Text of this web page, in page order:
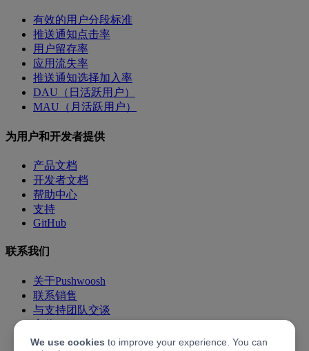
有效的用户分段标准
推送通知点击率
用户留存率
应用流失率
推送通知选择加入率
DAU（日活跃用户）
MAU（月活跃用户）
为用户和开发者提供
产品文档
开发者文档
帮助中心
支持
GitHub
联系我们
关于Pushwoosh
联系销售
与支持团队交谈
与Pushwoosh合作
We use cookies to improve your experience. You can